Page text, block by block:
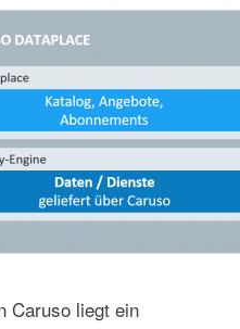
Caruso liegt ein